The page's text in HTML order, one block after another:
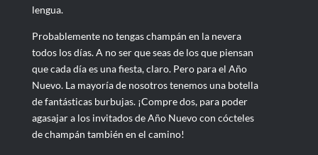
lengua.
Probablemente no tengas champán en la nevera
todos los días. A no ser que seas de los que piensan
que cada día es una fiesta, claro. Pero para el Año
Nuevo. La mayoría de nosotros tenemos una botella
de fantásticas burbujas. ¡Compre dos, para poder
agasajar a los invitados de Año Nuevo con cócteles
de champán también en el camino!